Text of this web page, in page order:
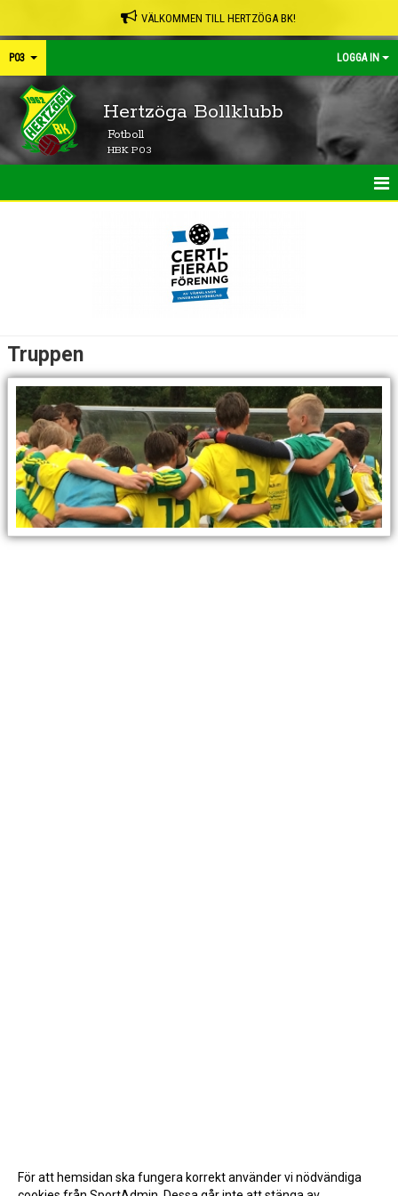
VÄLKOMMEN TILL HERTZÖGA BK!
P03 LOGGA IN
Hertzöga Bollklubb
Fotboll
HBK P03
TRUPPEN
BILDGALLERI
DOKUMENT
KONTAKT
Truppen
För att hemsidan ska fungera korrekt använder vi nödvändiga